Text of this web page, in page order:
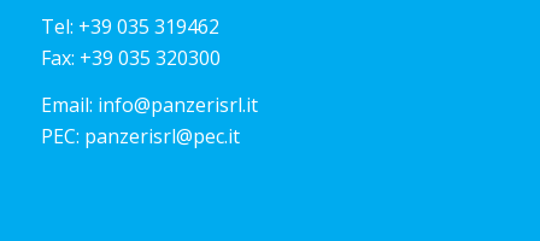
Tel: +39 035 319462
Fax: +39 035 320300
Email: info@panzerisrl.it
PEC: panzerisrl@pec.it